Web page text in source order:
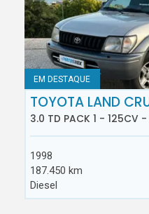
EM DESTAQUE
TOYOTA LAND
3.0 TD PACK 1 - 125CV -
1998
187.450 km
Diesel